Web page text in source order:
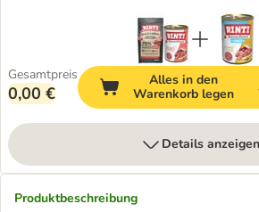
Gesamtpreis
0,00 €
Alles in den
Warenkorb legen
Details anzeigen
Produktbeschreibung